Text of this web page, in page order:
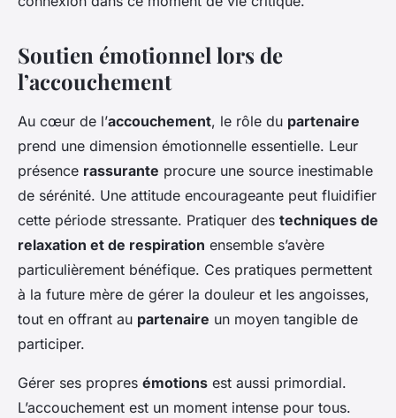
Soutien émotionnel lors de
l’accouchement
Au cœur de l’accouchement, le rôle du partenaire
prend une dimension émotionnelle essentielle. Leur
présence rassurante procure une source inestimable
de sérénité. Une attitude encourageante peut fluidifier
cette période stressante. Pratiquer des techniques de
relaxation et de respiration ensemble s’avère
particulièrement bénéfique. Ces pratiques permettent
à la future mère de gérer la douleur et les angoisses,
tout en offrant au partenaire un moyen tangible de
participer.
Gérer ses propres émotions est aussi primordial.
L’accouchement est un moment intense pour tous.